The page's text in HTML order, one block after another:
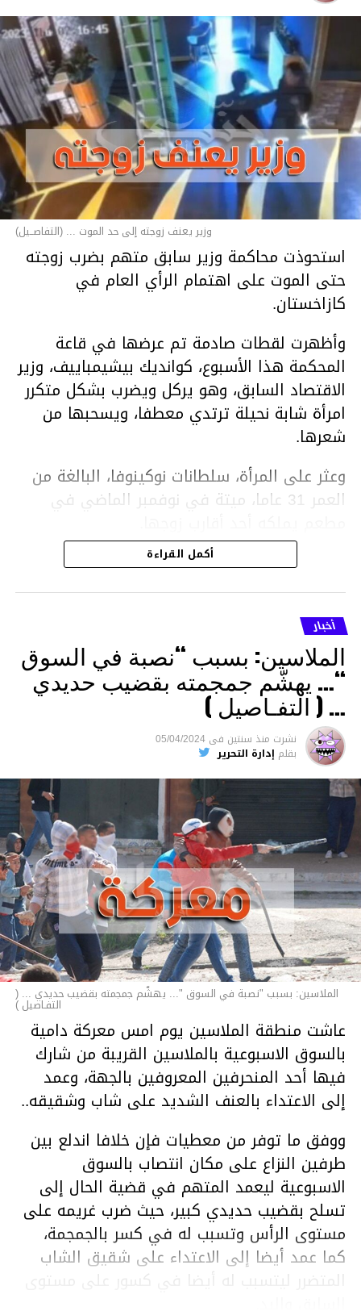
وزير يعنف زوجته إلى حد الموت ... (التفاصــيل)
استحوذت محاكمة وزير سابق متهم بضرب زوجته
حتى الموت على اهتمام الرأي العام في
كازاخستان.
وأظهرت لقطات صادمة تم عرضها في قاعة
المحكمة هذا الأسبوع، كوانديك بيشيمباييف، وزير
الاقتصاد السابق، وهو يركل ويضرب بشكل متكرر
امرأة شابة نحيلة ترتدي معطفا، ويسحبها من
شعرها.
وعثر على المرأة، سلطانات نوكينوفا، البالغة من
العمر 31 عاما، ميتة في نوفمبر الماضي في
ووفقا لتقرير الطبيب الشرعي، توفيت نوكينوفا
متأثرة بصدمة في الدماغ، وكانت إحدى عظام
أنفها مكسورة وكانت هناك كدمات متعددة على
وجهها ورأسها وذراعيها ويديها.
ويواجه بيشيمباييف (43 عاما) اتهامات بالتعذيب
والقتل باستخدام العنف الشديد ويواجه عقوبة
السجن لمدة تصل إلى 20 عاما.
الأخبار
أكمل القراءة
أخبار
الملاسين: بسبب “نصبة في السوق
“… يهشّم جمجمته بقضيب حديدي
… ( التفـاصيل )
نشرت منذ سنتين فى 05/04/2024
بقلم إدارة التحرير
الملاسين: بسبب "نصبة في السوق "... يهشّم جمجمته بقضيب حديدي ... (
التفـاصيل )
عاشت منطقة الملاسين يوم امس معركة دامية
بالسوق الاسبوعية بالملاسين القريبة من شارك
فيها أحد المنحرفين المعروفين بالجهة، وعمد
إلى الاعتداء بالعنف الشديد على شاب وشقيقه..
ووفق ما توفر من معطيات فإن خلافا اندلع بين
طرفين النزاع على مكان انتصاب بالسوق
الاسبوعية ليعمد المتهم في قضية الحال إلى
تسلح بقضيب حديدي كبير، حيث ضرب غريمه على
مستوى الرأس وتسبب له في كسر بالجمجمة،
كما عمد أيضا إلى الاعتداء على شقيق الشاب
المتضرر ليتسبب له أيضا في كسور على مستوى